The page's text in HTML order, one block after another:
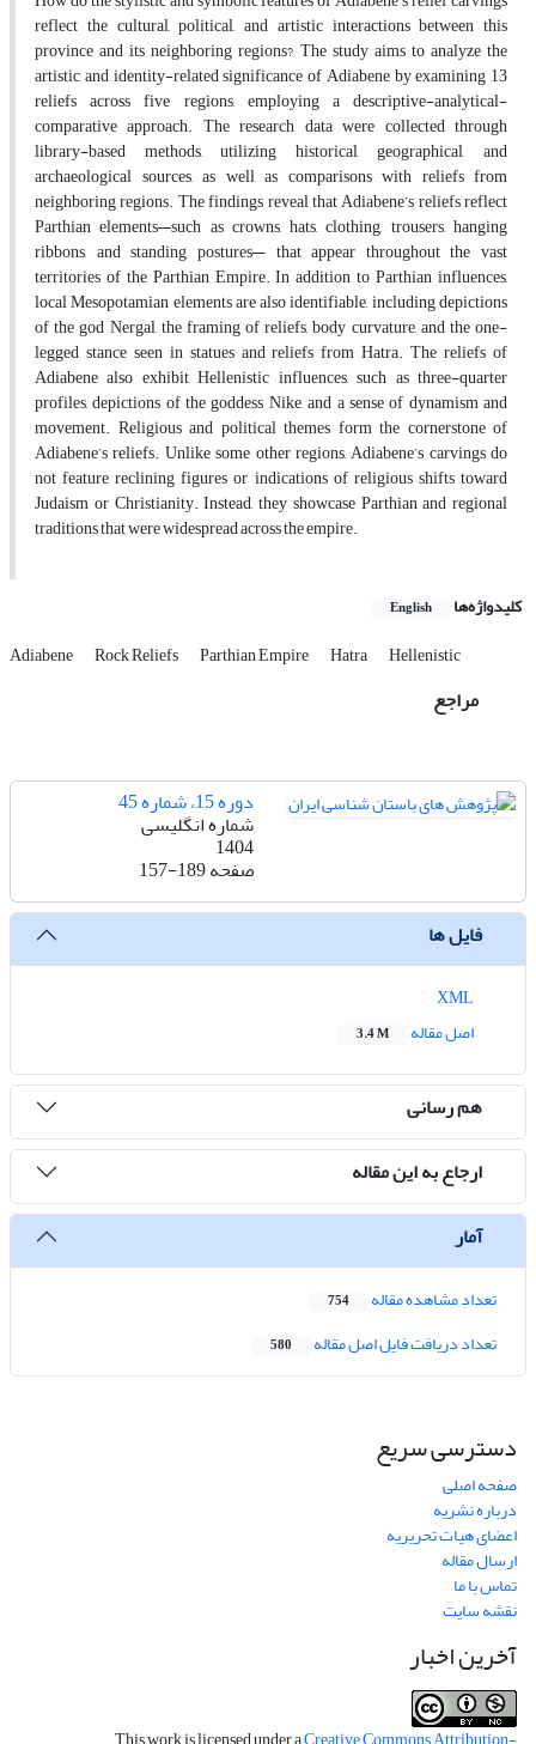
reflect the cultural, political, and artistic interactions between this
province and its neighboring regions? The study aims to analyze the
artistic and identity-related significance of Adiabene by examining 13
reliefs across five regions, employing a descriptive-analytical-
comparative approach. The research data were collected through
library-based methods, utilizing historical, geographical, and
archaeological sources, as well as comparisons with reliefs from
neighboring regions. The findings reveal that Adiabene’s reliefs reflect
Parthian elements—such as crowns, hats, clothing, trousers, hanging
ribbons, and standing postures— that appear throughout the vast
territories of the Parthian Empire. In addition to Parthian influences,
local Mesopotamian elements are also identifiable, including depictions
of the god Nergal, the framing of reliefs, body curvature, and the one-
legged stance seen in statues and reliefs from Hatra. The reliefs of
Adiabene also exhibit Hellenistic influences, such as three-quarter
profiles, depictions of the goddess Nike, and a sense of dynamism and
movement. Religious and political themes form the cornerstone of
Adiabene’s reliefs. Unlike some other regions, Adiabene’s carvings do
not feature reclining figures or indications of religious shifts toward
Judaism or Christianity. Instead, they showcase Parthian and regional
traditions that were widespread across the empire.
کلیدواژه‌ها English
Adiabene Rock Reliefs Parthian Empire Hatra Hellenistic
مراجع
دوره 15، شماره 45
شماره انگلیسی
1404
صفحه157-189
فایل ها
اصل مقاله
3.4 M
هم رسانی
ارجاع به این مقاله
آمار
تعداد مشاهده مقاله 754
تعداد دریافت فایل اصل مقاله 580
دسترسی سریع
صفحه اصلی
درباره نشریه
اعضای هیات تحریریه
ارسال مقاله
تماس با ما
نقشه سایت
آخرین اخبار